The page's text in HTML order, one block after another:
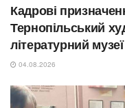
Кадрові
Тернопільський
літературний
04.08.2026